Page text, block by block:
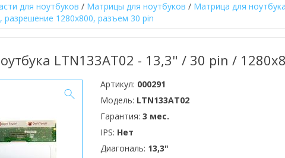
для ноутбуков / Матрицы для ноутбуков / Матрица для
разрешение 1280x800, разъем 30 pin
LTN133AT02 - 13,3" / 30 pin /
Артикул: 000291
Модель: LTN133AT02
Гарантия: 3 мес.
IPS: Нет
Диагональ: 13,3"